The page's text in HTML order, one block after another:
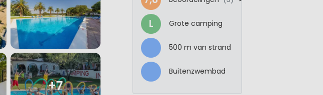
+7
L Grote camping
500 m van strand
Buitenzwembad